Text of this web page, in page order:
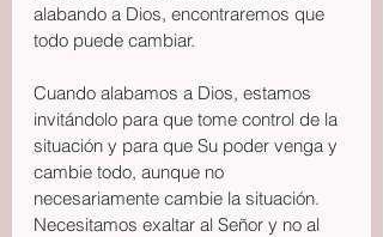
alabando a Dios, encontraremos que
todo puede cambiar.
Cuando alabamos a Dios, estamos
invitándolo para que tome control de la
situación y para que Su poder venga y
cambie todo, aunque no
necesariamente cambie la situación.
Necesitamos exaltar al Señor y no al